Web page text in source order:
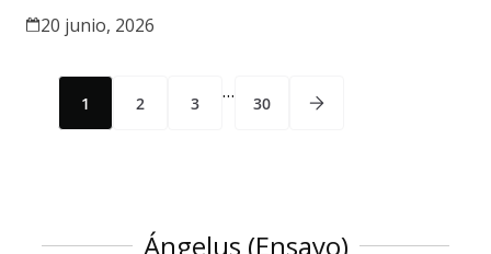
20 junio, 2026
1 2 3 … 30
Ángelus (Ensayo)